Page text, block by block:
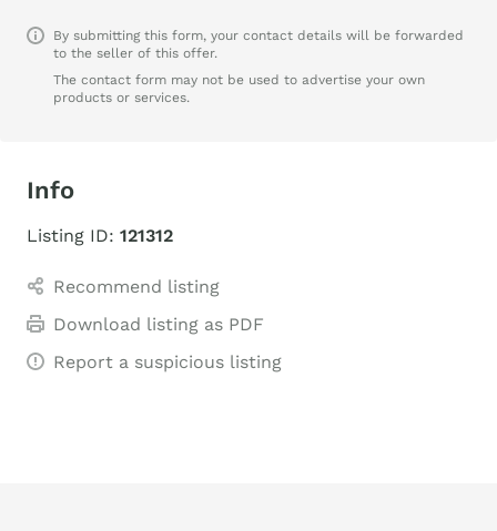
By submitting this form, your contact details will be forwarded
to the seller of this offer.
The contact form may not be used to advertise your own
products or services.
Info
Listing ID: 121312
Recommend listing
Download listing as PDF
Report a suspicious listing